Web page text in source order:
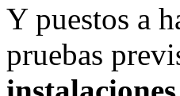
Y puestos a
pruebas